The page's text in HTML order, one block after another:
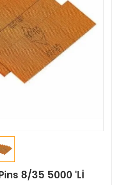
8/35 5000 'Lİ